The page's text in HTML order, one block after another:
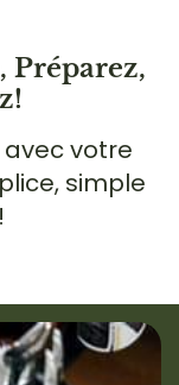
Préparez,
votre
simple